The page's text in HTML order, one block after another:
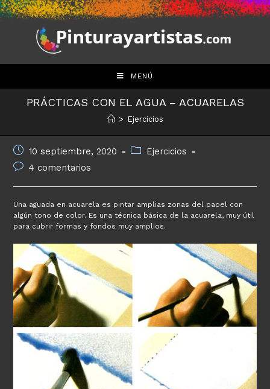
Saltar
al
contenido
MENÚ
PRÁCTICAS CON EL AGUA – ACUARELAS
> Ejercicios
Publicación
de
entrada:
10 septiembre, 2020
Categoría
entrada:
Ejercicios
Comentarios
entrada:
4 comentarios
Una aguada en acuarela es pintar amplias zonas del papel con
algún tono de color. Es una técnica básica de la acuarela, muy útil
para cubrir formas y fondos muy amplios.